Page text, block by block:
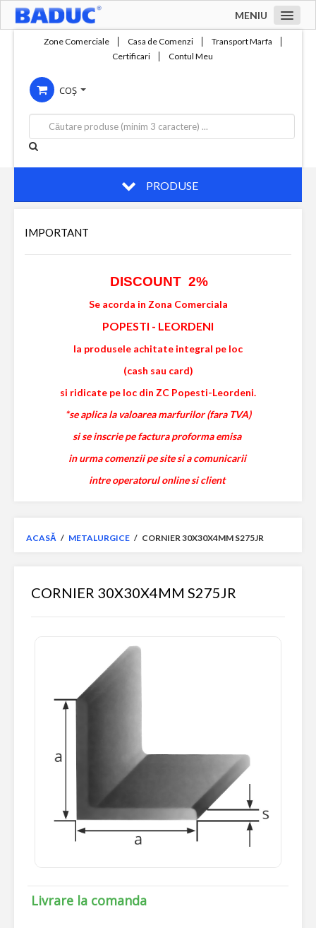
MENIU
Compania
Servicii
Productie
Contact
Zone Comerciale Casa de Comenzi
Transport Marfa
Certificari
Contul Meu
COȘ
PRODUSE
IMPORTANT
DISCOUNT 2%
Se acorda in Zona Comerciala
POPESTI - LEORDENI
la produsele achitate integral pe loc
(cash sau card)
si ridicate pe loc din ZC Popesti-Leordeni.
*se aplica la valoarea marfurilor (fara TVA)
si se inscrie pe factura proforma emisa
in urma comenzii pe site si a comunicarii
intre operatorul online si client
ACASĂ / METALURGICE / CORNIER 30X30X4MM S275JR
CORNIER 30X30X4MM S275JR
Livrare la comanda